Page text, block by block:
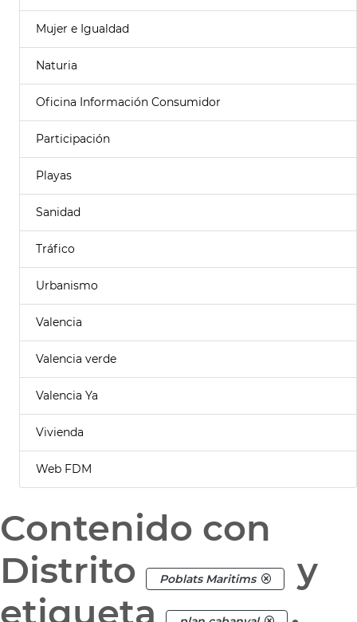
Mujer e Igualdad
Naturia
Oficina Información Consumidor
Participación
Playas
Sanidad
Tráfico
Urbanismo
Valencia
Valencia verde
Valencia Ya
Vivienda
Web FDM
Contenido con
Distrito
Poblats Maritims
y
etiqueta
.